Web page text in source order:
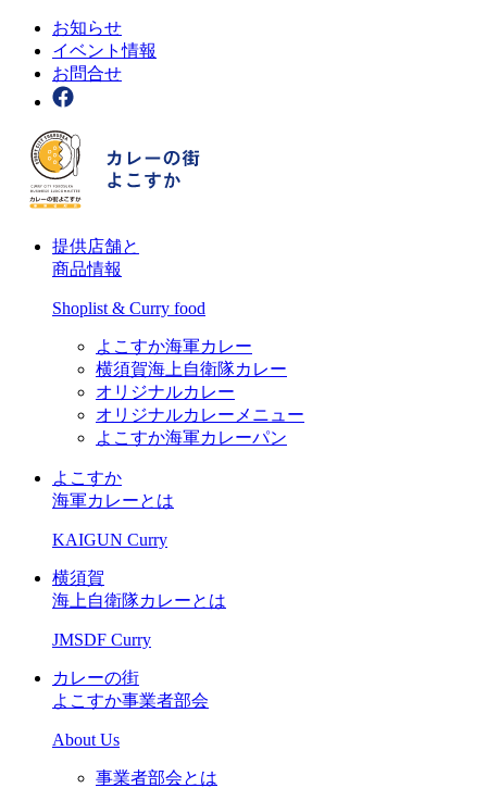
お知らせ
イベント情報
お問合せ
提供店舗と
商品情報
Shoplist & Curry food
よこすか海軍カレー
横須賀海上自衛隊カレー
オリジナルカレー
オリジナルカレーメニュー
よこすか海軍カレーパン
よこすか
海軍カレーとは
KAIGUN Curry
横須賀
海上自衛隊カレーとは
JMSDF Curry
カレーの街
よこすか事業者部会
About Us
事業者部会とは